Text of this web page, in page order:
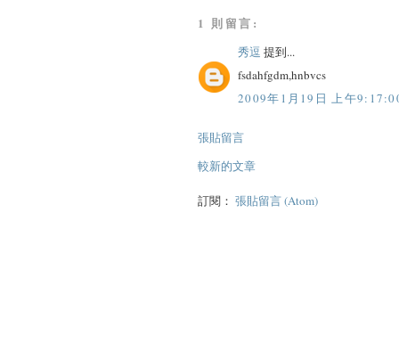
1 則留言:
秀逗 提到...
fsdahfgdm,hnbvcs
2009年1月19日 上午
張貼留言
較新的文章
訂閱： 張貼留言 (Atom)